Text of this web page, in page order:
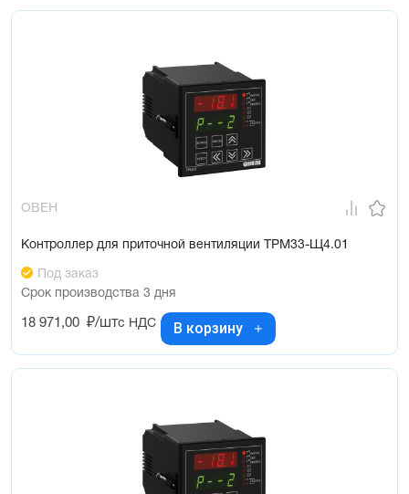
ОВЕН
Контроллер для приточной вентиляции ТРМ33-Щ4.01
Под заказ
Срок производства 3 дня
18 971,00 ₽/штс НДС В корзину